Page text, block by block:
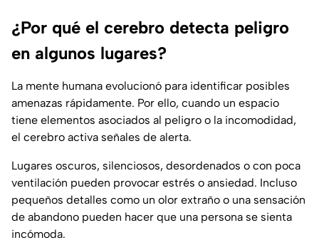
¿Por qué el cerebro detecta peligro
en algunos lugares?
La mente humana evolucionó para identificar posibles
amenazas rápidamente. Por ello, cuando un espacio
tiene elementos asociados al peligro o la incomodidad,
el cerebro activa señales de alerta.
Lugares oscuros, silenciosos, desordenados o con poca
ventilación pueden provocar estrés o ansiedad. Incluso
pequeños detalles como un olor extraño o una sensación
de abandono pueden hacer que una persona se sienta
incómoda.